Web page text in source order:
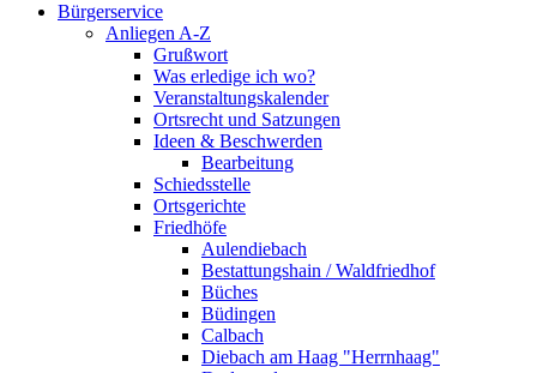
Bürgerservice
Anliegen A-Z
Grußwort
Was erledige ich wo?
Veranstaltungskalender
Ortsrecht und Satzungen
Ideen & Beschwerden
Bearbeitung
Schiedsstelle
Ortsgerichte
Friedhöfe
Aulendiebach
Bestattungshain / Waldfriedhof
Büches
Büdingen
Calbach
Diebach am Haag "Herrnhaag"